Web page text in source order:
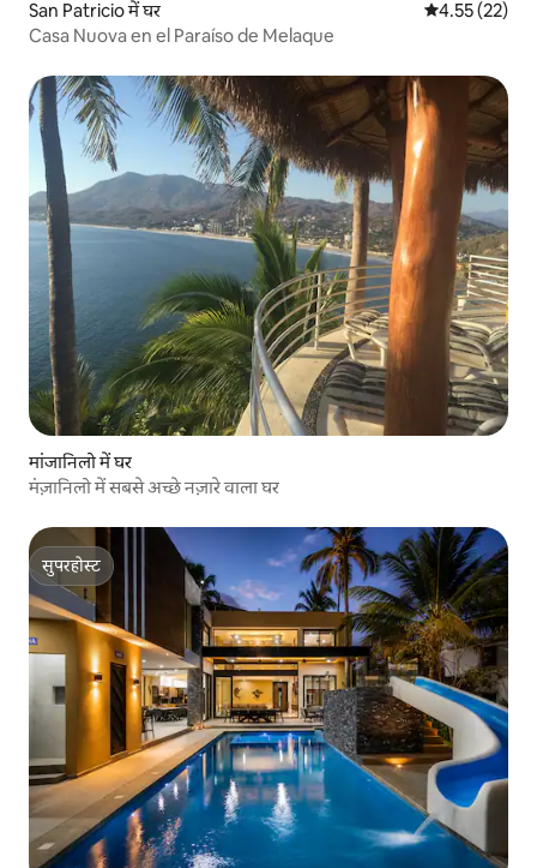
San Patricio में घर औसत रेटिंग 5 में
4.55 (22)
Casa Nuova en el Paraíso de Melaque
मांजानिलो में घर
मंज़ानिलो में सबसे अच्छे नज़ारे वाला घर
सुपरहोस्ट
सुपरहोस्ट